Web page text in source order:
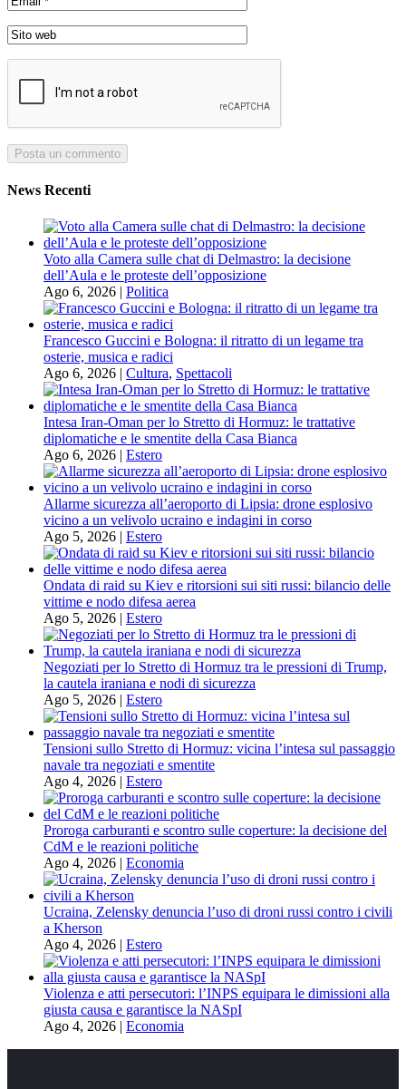
News Recenti
Voto alla Camera sulle chat di Delmastro: la decisione
dell’Aula e le proteste dell’opposizione
Ago 6, 2026 | Politica
Francesco Guccini e Bologna: il ritratto di un legame tra
osterie, musica e radici
Ago 6, 2026 | Cultura, Spettacoli
Intesa Iran-Oman per lo Stretto di Hormuz: le trattative
diplomatiche e le smentite della Casa Bianca
Ago 6, 2026 | Estero
Allarme sicurezza all’aeroporto di Lipsia: drone esplosivo
vicino a un velivolo ucraino e indagini in corso
Ago 5, 2026 | Estero
Ondata di raid su Kiev e ritorsioni sui siti russi: bilancio delle
vittime e nodo difesa aerea
Ago 5, 2026 | Estero
Negoziati per lo Stretto di Hormuz tra le pressioni di Trump,
la cautela iraniana e nodi di sicurezza
Ago 5, 2026 | Estero
Tensioni sullo Stretto di Hormuz: vicina l’intesa sul passaggio
navale tra negoziati e smentite
Ago 4, 2026 | Estero
Proroga carburanti e scontro sulle coperture: la decisione del
CdM e le reazioni politiche
Ago 4, 2026 | Economia
Ucraina, Zelensky denuncia l’uso di droni russi contro i civili
a Kherson
Ago 4, 2026 | Estero
Violenza e atti persecutori: l’INPS equipara le dimissioni alla
giusta causa e garantisce la NASpI
Ago 4, 2026 | Economia